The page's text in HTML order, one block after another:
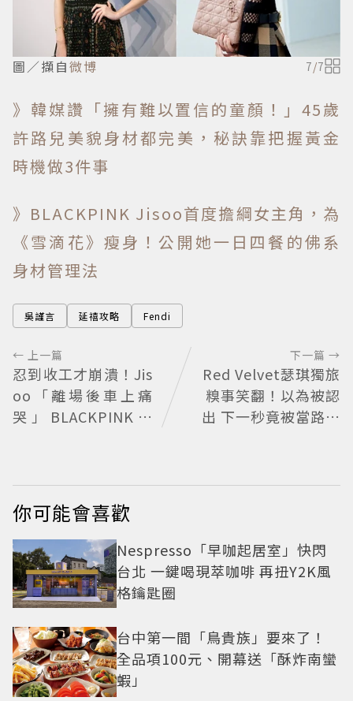
圖／擷自微博 7/7
》韓媒讚「擁有難以置信的童顏！」45歲
許路兒美貌身材都完美，秘訣靠把握黃金
時機做3件事
》BLACKPINK Jisoo首度擔綱女主角，為
《雪滴花》瘦身！公開她一日四餐的佛系
身材管理法
吳謹言 延禧攻略 Fendi
← 上一篇
忍到收工才崩潰！Jis
oo「離場後車上痛
哭」BLACKPINK歡
下一篇 →
Red Velvet瑟琪獨旅
糗事笑翻！以為被認
出 下一秒竟被當路人
你可能會喜歡
Nespresso「早咖起居室」快閃
台北 一鍵喝現萃咖啡 再扭Y2K風
格鑰匙圈
台中第一間「鳥貴族」要來了！
全品項100元、開幕送「酥炸南蠻
蝦」